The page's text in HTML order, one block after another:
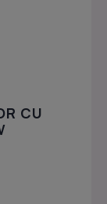
CU